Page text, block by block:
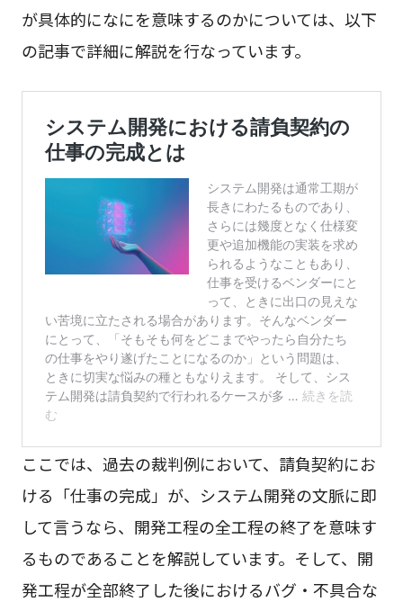
が具体的になにを意味するのかについては、以下
の記事で詳細に解説を行なっています。
ここでは、過去の裁判例において、請負契約にお
ける「仕事の完成」が、システム開発の文脈に即
して言うなら、開発工程の全工程の終了を意味す
るものであることを解説しています。そして、開
発工程が全部終了した後におけるバグ・不具合な